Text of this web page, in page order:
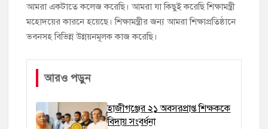
আমরা একটাতে কলেজ করেছি। আমরা যা কিছুই করেছি শিক্ষামন্ত্রী
মহোদয়ের কারনে হয়েছে। শিক্ষামন্ত্রীর জন্য আমরা শিক্ষাপ্রতিষ্ঠানে
ভবনসহ বিভিন্ন উন্নয়নমূলক কাজ করেছি।
আরও পড়ুন
হাজীগঞ্জের ২১ অবসরপ্রাপ্ত শিক্ষককে
বিদায় সংবর্ধনা